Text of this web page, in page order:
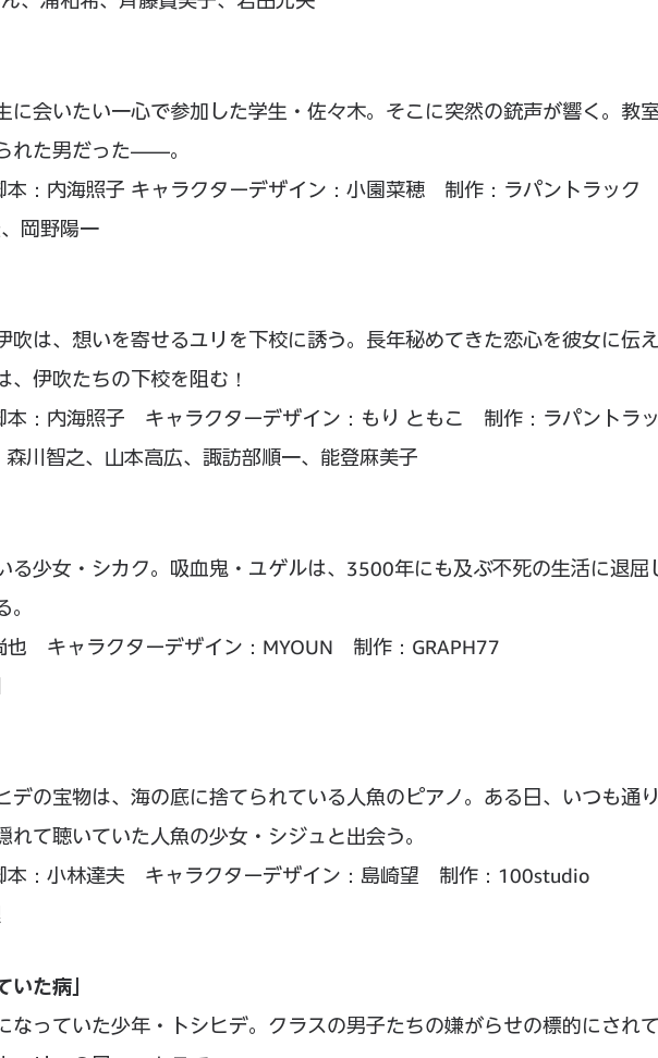
に会いたい一心で参加した学生・佐々木。そこに突然の銃声が響く。教
れた男だった——。
本：内海照子 キャラクターデザイン：小園菜穂 制作：ラパントラック
岡野陽一
吹は、想いを寄せるユリを下校に誘う。長年秘めてきた恋心を彼女に伝
伊吹たちの下校を阻む！
本：内海照子 キャラクターデザイン：もり ともこ 制作：ラパントラ
森川智之、山本高広、諏訪部順一、能登麻美子
る少女・シカク。吸血鬼・ユゲルは、3500年にも及ぶ不死の生活に退屈
也 キャラクターデザイン：MYOUN 制作：GRAPH77
デの宝物は、海の底に捨てられている人魚のピアノ。ある日、いつも通
て聴いていた人魚の少女・シジュと出会う。
本：小林達夫 キャラクターデザイン：島崎望 制作：100studio
いた病」
なっていた少年・トシヒデ。クラスの男子たちの嫌がらせの標的にされ